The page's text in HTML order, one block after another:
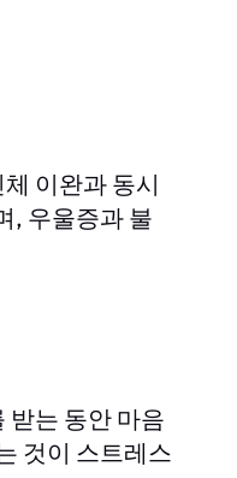
이완과 동시
, 우울증과 불
받는 동안 마음
것이 스트레스